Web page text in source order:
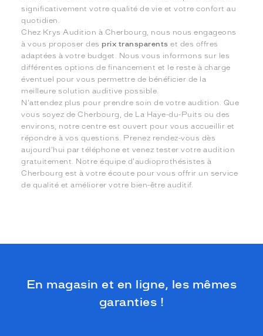
significativement votre qualité de vie et votre confort au
quotidien.
Chez Krys Audition à Cherbourg, nous nous engageons
à vous proposer des prix transparents et des offres
adaptées à votre budget. Nous vous informons sur les
différentes options de financement et le reste à charge
éventuel pour vous permettre de bénéficier de la
meilleure solution auditive possible.
N'attendez plus pour prendre soin de votre audition. Que
vous soyez de Cherbourg, de La Haye-du-Puits ou des
environs, notre centre est ouvert pour vous accueillir et
répondre à vos questions. Prenez rendez-vous dès
aujourd'hui par téléphone et venez tester votre audition
gratuitement. Notre équipe d'audioprothésistes à
Cherbourg est à votre écoute pour vous offrir un service
de qualité et améliorer votre bien-être auditif.
En magasin et en ligne, les mêmes
garanties !